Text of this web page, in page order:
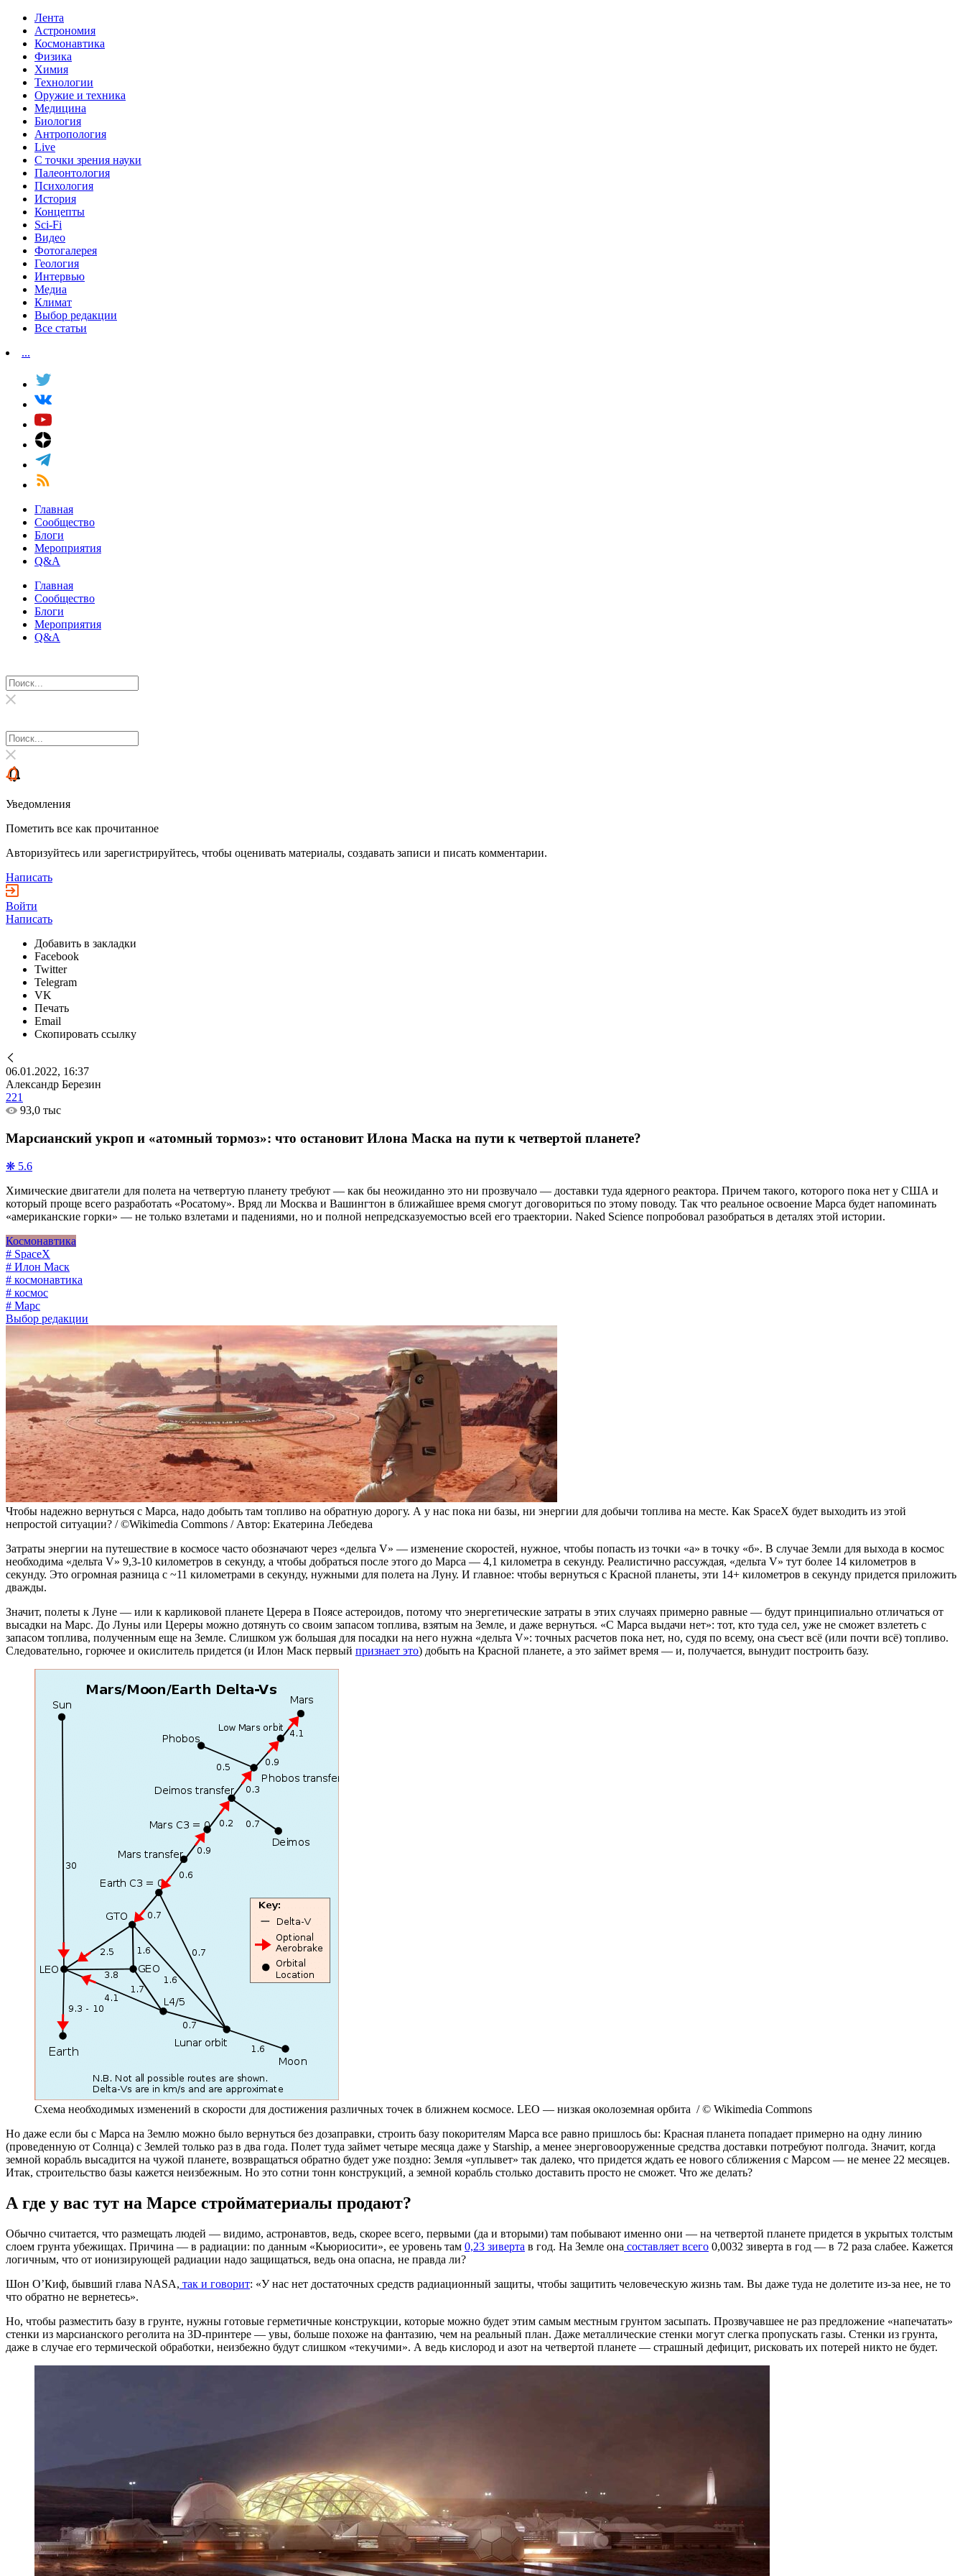
Лента
Астрономия
Космонавтика
Физика
Химия
Технологии
Оружие и техника
Медицина
Биология
Антропология
Live
С точки зрения науки
Палеонтология
Психология
История
Концепты
Sci-Fi
Видео
Фотогалерея
Геология
Интервью
Медиа
Климат
Выбор редакции
Все статьи
...
Главная
Сообщество
Блоги
Мероприятия
Q&A
Главная
Сообщество
Блоги
Мероприятия
Q&A
Уведомления
Пометить все как прочитанное
Авторизуйтесь или зарегистрируйтесь, чтобы оценивать материалы, создавать записи и писать комментарии.
Написать
Войти
Написать
Добавить в закладки
Facebook
Twitter
Telegram
VK
Печать
Email
Скопировать ссылку
06.01.2022, 16:37
Александр Березин
221
93,0 тыс
Марсианский укроп и «атомный тормоз»: что остановит Илона Маска на пути к четвертой планете?
❋ 5.6
Химические двигатели для полета на четвертую планету требуют — как бы неожиданно это ни прозвучало — доставки туда ядерного реактора. Причем такого, которого пока нет у США и
который проще всего разработать «Росатому». Вряд ли Москва и Вашингтон в ближайшее время смогут договориться по этому поводу. Так что реальное освоение Марса будет напоминать
«американские горки» — не только взлетами и падениями, но и полной непредсказуемостью всей его траектории. Naked Science попробовал разобраться в деталях этой истории.
Космонавтика
# SpaceX
# Илон Маск
# космонавтика
# космос
# Марс
Выбор редакции
Чтобы надежно вернуться с Марса, надо добыть там топливо на обратную дорогу. А у нас пока ни базы, ни энергии для добычи топлива на месте. Как SpaceX будет выходить из этой
непростой ситуации? / ©Wikimedia Commons / Автор: Екатерина Лебедева
Затраты энергии на путешествие в космосе часто обозначают через «дельта V» — изменение скоростей, нужное, чтобы попасть из точки «а» в точку «б». В случае Земли для выхода в космос
необходима «дельта V» 9,3-10 километров в секунду, а чтобы добраться после этого до Марса — 4,1 километра в секунду. Реалистично рассуждая, «дельта V» тут более 14 километров в
секунду. Это огромная разница с ~11 километрами в секунду, нужными для полета на Луну. И главное: чтобы вернуться с Красной планеты, эти 14+ километров в секунду придется приложить
дважды.
Значит, полеты к Луне — или к карликовой планете Церера в Поясе астероидов, потому что энергетические затраты в этих случаях примерно равные — будут принципиально отличаться от
высадки на Марс. До Луны или Цереры можно дотянуть со своим запасом топлива, взятым на Земле, и даже вернуться. «С Марса выдачи нет»: тот, кто туда сел, уже не сможет взлететь с
запасом топлива, полученным еще на Земле. Слишком уж большая для посадки на него нужна «дельта V»: точных расчетов пока нет, но, судя по всему, она съест всё (или почти всё) топливо.
Следовательно, горючее и окислитель придется (и Илон Маск первый признает это) добыть на Красной планете, а это займет время — и, получается, вынудит построить базу.
Схема необходимых изменений в скорости для достижения различных точек в ближнем космосе. LEO — низкая околоземная орбита / © Wikimedia Commons
Но даже если бы с Марса на Землю можно было вернуться без дозаправки, строить базу покорителям Марса все равно пришлось бы: Красная планета попадает примерно на одну линию
(проведенную от Солнца) с Землей только раз в два года. Полет туда займет четыре месяца даже у Starship, а менее энерговооруженные средства доставки потребуют полгода. Значит, когда
земной корабль высадится на чужой планете, возвращаться обратно будет уже поздно: Земля «уплывет» так далеко, что придется ждать ее нового сближения с Марсом — не менее 22 месяцев.
Итак, строительство базы кажется неизбежным. Но это сотни тонн конструкций, а земной корабль столько доставить просто не сможет. Что же делать?
А где у вас тут на Марсе стройматериалы продают?
Обычно считается, что размещать людей — видимо, астронавтов, ведь, скорее всего, первыми (да и вторыми) там побывают именно они — на четвертой планете придется в укрытых толстым
слоем грунта убежищах. Причина — в радиации: по данным «Кьюриосити», ее уровень там 0,23 зиверта в год. На Земле она составляет всего 0,0032 зиверта в год — в 72 раза слабее. Кажется
логичным, что от ионизирующей радиации надо защищаться, ведь она опасна, не правда ли?
Шон О’Киф, бывший глава NASA, так и говорит: «У нас нет достаточных средств радиационный защиты, чтобы защитить человеческую жизнь там. Вы даже туда не долетите из-за нее, не то
что обратно не вернетесь».
Но, чтобы разместить базу в грунте, нужны готовые герметичные конструкции, которые можно будет этим самым местным грунтом засыпать. Прозвучавшее не раз предложение «напечатать»
стенки из марсианского реголита на 3D-принтере — увы, больше похоже на фантазию, чем на реальный план. Даже металлические стенки могут слегка пропускать газы. Стенки из грунта,
даже в случае его термической обработки, неизбежно будут слишком «текучими». А ведь кислород и азот на четвертой планете — страшный дефицит, рисковать их потерей никто не будет.